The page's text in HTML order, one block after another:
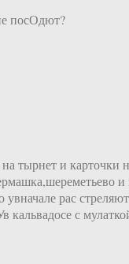
посОдют?
тырнет и карточки
и
рас
кальвадосе с